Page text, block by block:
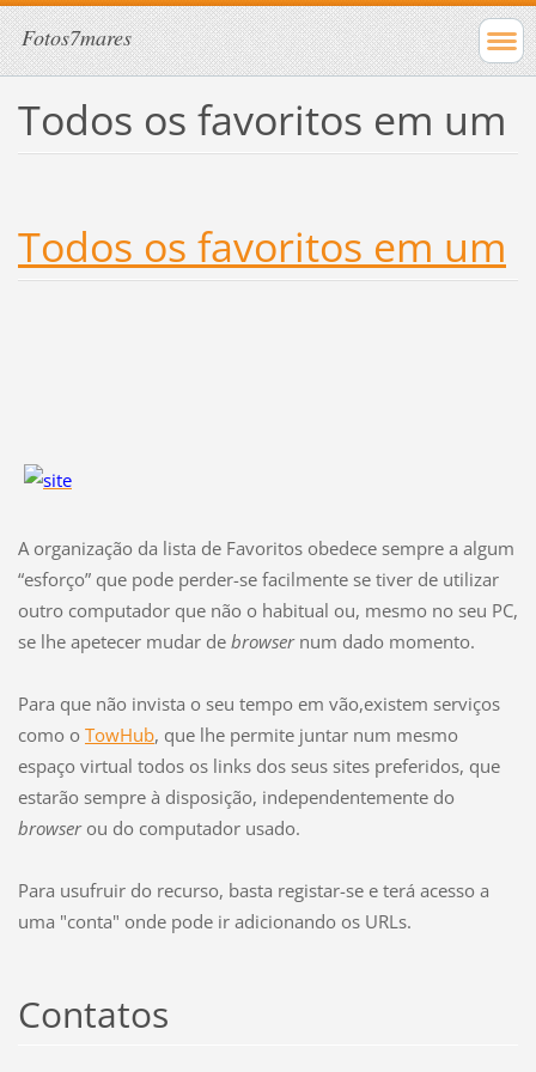
Fotos7mares
Todos os favoritos em um
A organização da lista de Favoritos obedece sempre a algum
“esforço” que pode perder-se facilmente se tiver de utilizar
outro computador que não o habitual ou, mesmo no seu PC,
se lhe apetecer mudar de browsernum dado momento.
Para que não invista o seu tempo em vão,existem serviços
como o TowHub, que lhe permite juntar num mesmo
espaço virtual todos os links dos seus sites preferidos, que
estarão sempre à disposição, independentemente do
browserou do computador usado.
Para usufruir do recurso, basta registar-se e terá acesso a
uma "conta" onde pode ir adicionando os URLs.
Contatos